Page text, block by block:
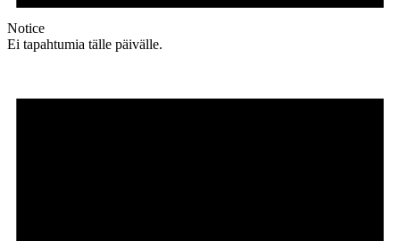
Notice
Ei tapahtumia tälle päivälle.